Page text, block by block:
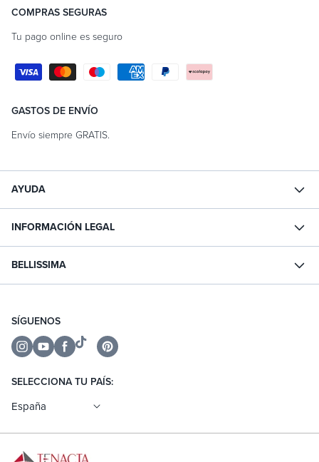
COMPRAS SEGURAS
Tu pago online es seguro
de
GASTOS DE ENVÍO
Envío siempre GRATIS.
AYUDA
INFORMACIÓN LEGAL
BELLISSIMA
SÍGUENOS
Instagram
YouTubeFacebook
TikTokPinterest
SELECCIONA TU PAÍS:
España
Actualizar país/región